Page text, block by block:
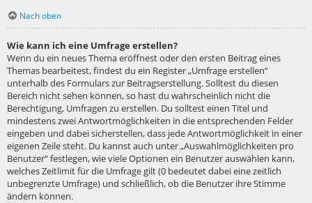
Nach oben
Wie kann ich eine Umfrage erstellen?
Wenn du ein neues Thema eröffnest oder den ersten Beitrag eines
Themas bearbeitest, findest du ein Register „Umfrage erstellen“
unterhalb des Formulars zur Beitragserstellung. Solltest du diesen
Bereich nicht sehen können, so hast du wahrscheinlich nicht die
Berechtigung, Umfragen zu erstellen. Du solltest einen Titel und
mindestens zwei Antwortmöglichkeiten in die entsprechenden Felder
eingeben und dabei sicherstellen, dass jede Antwortmöglichkeit in einer
eigenen Zeile steht. Du kannst auch unter „Auswahlmöglichkeiten pro
Benutzer“ festlegen, wie viele Optionen ein Benutzer auswählen kann,
welches Zeitlimit für die Umfrage gilt (0 bedeutet dabei eine zeitlich
unbegrenzte Umfrage) und schließlich, ob die Benutzer ihre Stimme
ändern können.